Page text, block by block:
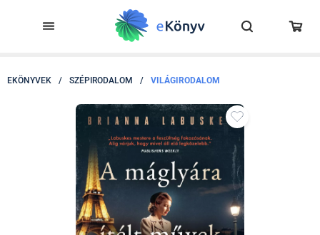
EKÖNYVEK / SZÉPIRODALOM / VILÁGIRODALOM